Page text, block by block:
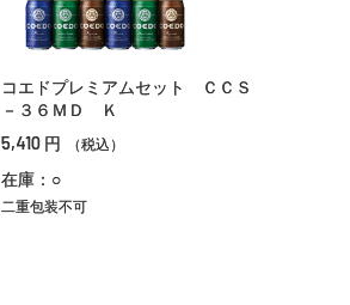
コエドプレミアムセット ＣＣＳ
－３６ＭＤ Ｋ
5,410 円 （税込）
在庫：○
二重包装不可